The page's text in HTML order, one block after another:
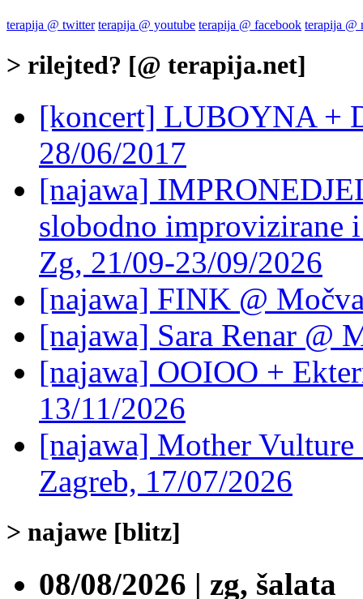
terapija @ twitter terapija @ youtube terapija @ facebook terapija @
> rilejted? [@ terapija.net]
[koncert] LUBOYNA +
28/06/2017
[najawa]
slobodno improvizirane
Zg, 21/09-23/09/2026
[najawa] FINK @
[najawa] Sara Renar @
[najawa] OOIOO +
13/11/2026
[najawa] Mother
Zagreb, 17/07/2026
> najawe [blitz]
08/08/2026 | zg, šalata